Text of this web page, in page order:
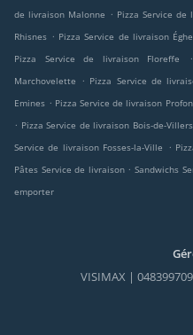
de livraison Malonne . Pizza Service de
Rhisnes . Pizza Service de livraison
Pizza Service de livraison Floreffe
.
Marchovelette
. Pizza Service de
Emines . Pizza Service de livraison
. Pizza Service de livraison Bois-de-Villers
Service de livraison Fosses-la-Ville
.
Pâtes Service de livraison . Sandwichs
emporter
VISIMAX |